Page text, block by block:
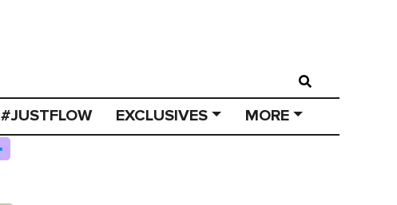
#JUSTFLOW EXCLUSIVES MORE